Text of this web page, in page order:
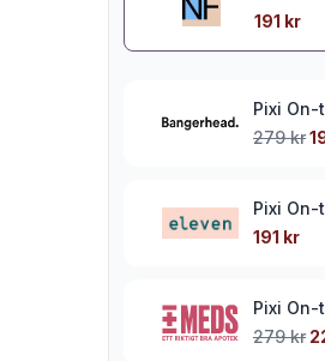
191 kr
Pixi
279 kr
Pixi
191 kr
Pixi On-
279 kr